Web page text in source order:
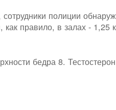
полиции
правило, в залах - 1,25
бедра 8.